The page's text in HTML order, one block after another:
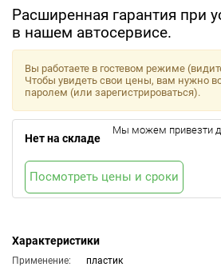
Расширенная гарантия при
в нашем автосервисе.
Характеристики
Применение:
пластик
Вы работаете в гостевом режиме
Чтобы увидеть свои цены, вам нужно
паролем (или зарегистрироваться).
Нет на складе
Мы можем привезти
Посмотреть цены и сроки